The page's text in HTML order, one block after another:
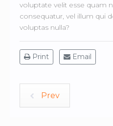
voluptate velit esse quam
consequatur, vel illum qui
voluptas nulla?
Print Email
Prev